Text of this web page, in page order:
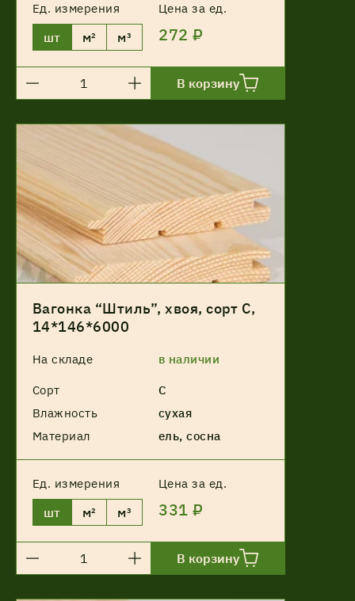
Ед. измерения Цена за ед.
шт м² м³ 272 ₽
В корзину
Вагонка “Штиль”, хвоя, сорт С,
14*146*6000
На складе в наличии
Сорт
С
Влажность
сухая
Материал
ель, сосна
Ед. измерения Цена за ед.
шт м² м³ 331 ₽
В корзину